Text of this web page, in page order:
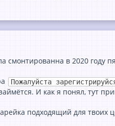
смонтированна в 2020 году
Пожалуйста
И как я понял, тут
подходящий для твоих